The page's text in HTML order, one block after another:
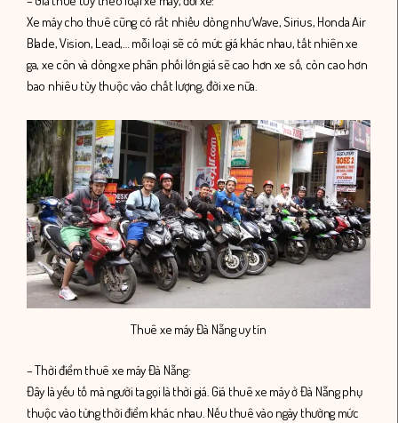
Xe máy cho thuê cũng có rất nhiều dòng như Wave, Sirius, Honda Air
Blade, Vision, Lead,… mỗi loại sẽ có mức giá khác nhau, tất nhiên xe
ga, xe côn và dòng xe phân phối lớn giá sẽ cao hơn xe số, còn cao hơn
bao nhiêu tùy thuộc vào chất lượng, đời xe nữa.
Thuê xe máy Đà Nẵng uy tín
– Thời điểm thuê xe máy Đà Nẵng:
Đây là yếu tố mà người ta gọi là thời giá. Giá thuê xe máy ở Đà Nẵng phụ
thuộc vào từng thời điểm khác nhau. Nếu thuê vào ngày thường mức